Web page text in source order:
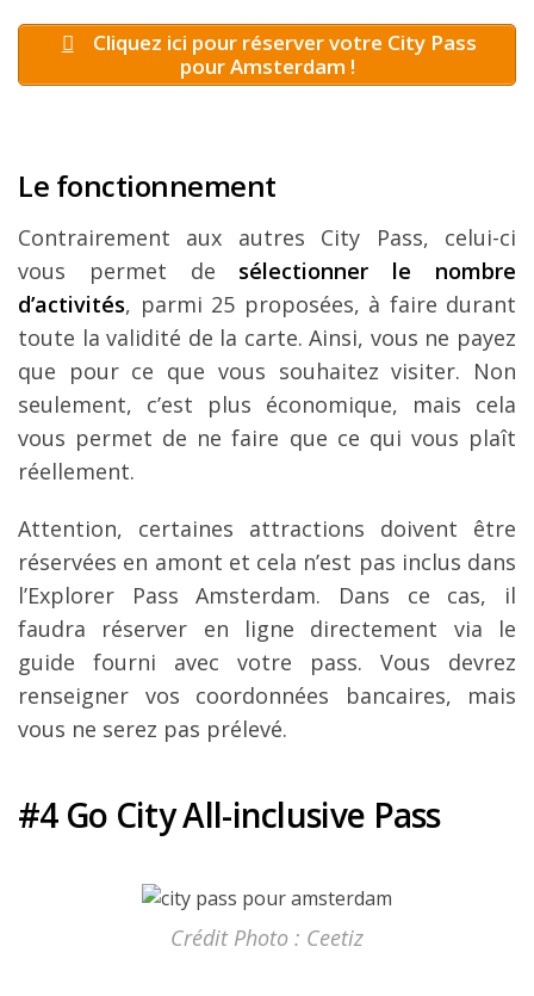
Cliquez ici pour réserver votre City Pass
pour Amsterdam !
Le fonctionnement
Contrairement aux autres City Pass, celui-ci
vous permet de sélectionner le nombre
d’activités, parmi 25 proposées, à faire durant
toute la validité de la carte. Ainsi, vous ne payez
que pour ce que vous souhaitez visiter. Non
seulement, c’est plus économique, mais cela
vous permet de ne faire que ce qui vous plaît
réellement.
Attention, certaines attractions doivent être
réservées en amont et cela n’est pas inclus dans
l’Explorer Pass Amsterdam. Dans ce cas, il
faudra réserver en ligne directement via le
guide fourni avec votre pass. Vous devrez
renseigner vos coordonnées bancaires, mais
vous ne serez pas prélevé.
#4 Go City All-inclusive Pass
Crédit Photo : Ceetiz